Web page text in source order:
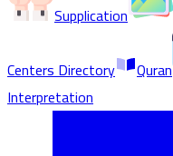
Supplication
Centers Directory
Quran
Interpretation